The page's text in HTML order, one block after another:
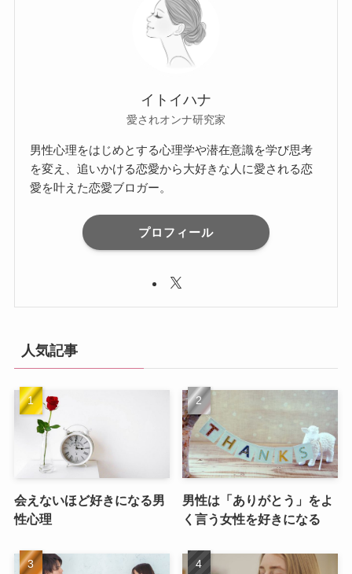
イトイハナ
愛されオンナ研究家
男性心理をはじめとする心理学や潜在意識を学び思考
を変え、追いかける恋愛から大好きな人に愛される恋
愛を叶えた恋愛ブロガー。
プロフィール
人気記事
会えないほど好きになる男
性心理
男性は「ありがとう」をよ
く言う女性を好きになる